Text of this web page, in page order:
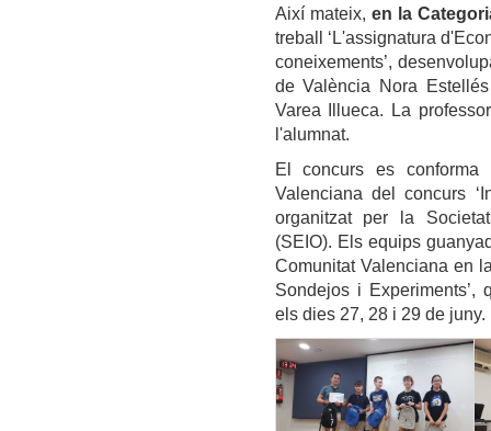
Així mateix, en la
treball ‘L'assignatura
coneixements’,
de València Nora
Varea Illueca. La
l'alumnat.
El concurs es
Valenciana del concurs
organitzat per la
(SEIO). Els equips
Comunitat Valenciana en
Sondejos i Experiments’,
els dies 27, 28 i 29 de juny.